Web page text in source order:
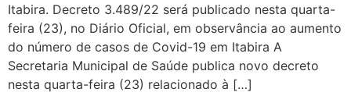
Itabira. Decreto 3.489/22 será publicado nesta quarta-
feira (23), no Diário Oficial, em observância ao aumento
do número de casos de Covid-19 em Itabira A
Secretaria Municipal de Saúde publica novo decreto
nesta quarta-feira (23) relacionado à […]